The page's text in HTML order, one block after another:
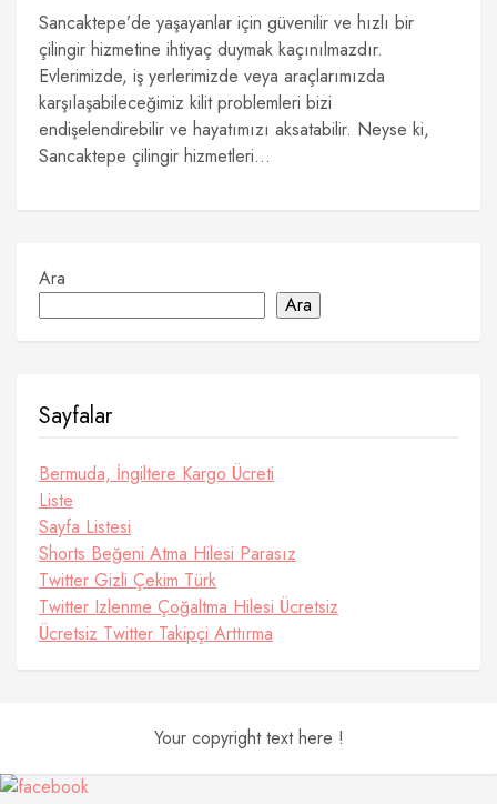
Sancaktepe’de yaşayanlar için güvenilir ve hızlı bir
çilingir hizmetine ihtiyaç duymak kaçınılmazdır.
Evlerimizde, iş yerlerimizde veya araçlarımızda
karşılaşabileceğimiz kilit problemleri bizi
endişelendirebilir ve hayatımızı aksatabilir. Neyse ki,
Sancaktepe çilingir hizmetleri...
Ara
Ara
Sayfalar
Bermuda, İngiltere Kargo Ücreti
Liste
Sayfa Listesi
Shorts Beğeni Atma Hilesi Parasız
Twitter Gizli Çekim Türk
Twitter Izlenme Çoğaltma Hilesi Ücretsiz
Ücretsiz Twitter Takipçi Arttırma
Your copyright text here !